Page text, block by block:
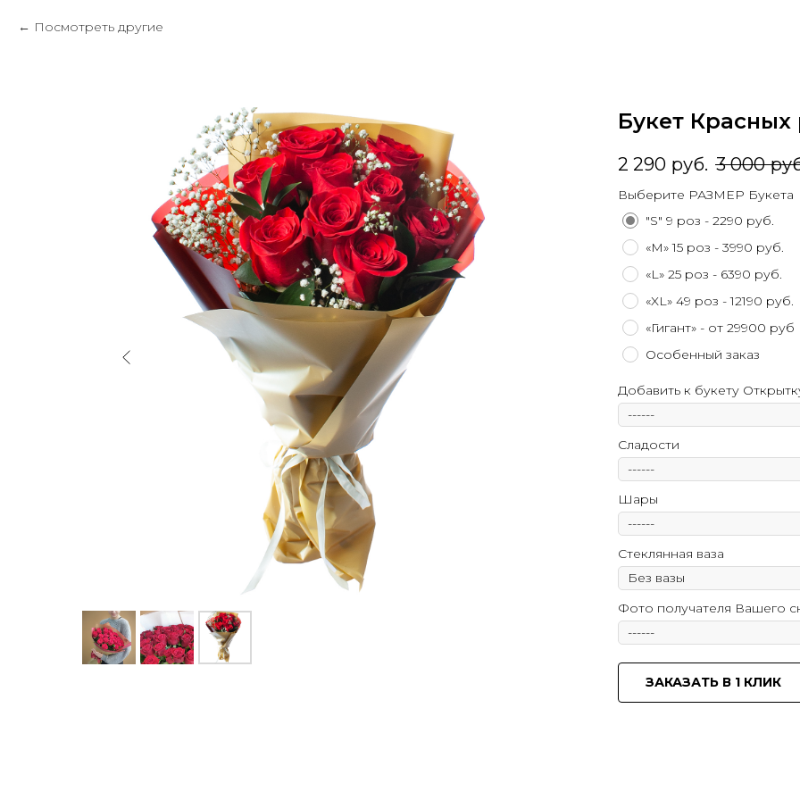
Посмотреть другие
Букет Красных
2 290 руб. 3 000
Выберите РАЗМЕР Букета
"S" 9 роз - 2290 руб.
«М» 15 роз - 3990 руб.
«L» 25 роз - 6390 руб.
«XL» 49 роз - 12190 руб.
«Гигант» - от 29900 руб
Особенный заказ
Добавить к букету
Сладости
Шары
Стеклянная ваза
Фото получателя Вашего
ЗАКАЗАТЬ В 1 КЛИК